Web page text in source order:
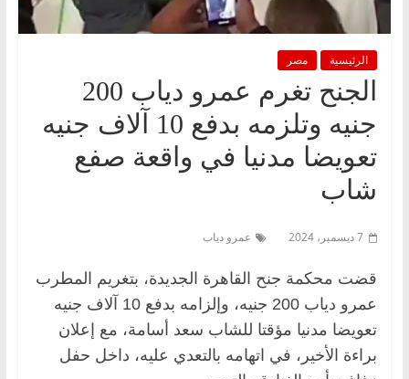
الرئيسية مصر
الجنح تغرم عمرو دياب 200
جنيه وتلزمه بدفع 10 آلاف جنيه
تعويضا مدنيا في واقعة صفع
شاب
7 ديسمبر، 2024 عمرو دياب
قضت محكمة جنح القاهرة الجديدة، بتغريم المطرب
عمرو دياب 200 جنيه، وإلزامه بدفع 10 آلاف جنيه
تعويضا مدنيا مؤقتا للشاب سعد أسامة، مع إعلان
براءة الأخير، في اتهامه بالتعدي عليه، داخل حفل